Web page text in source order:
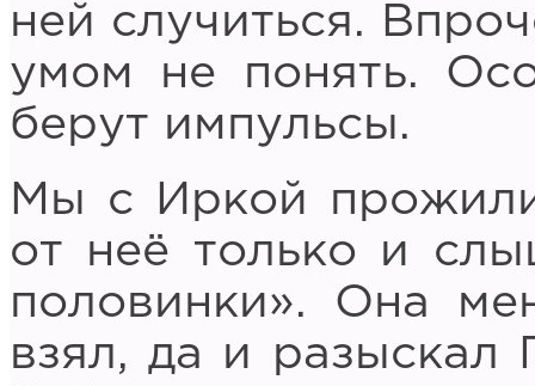
ней случиться.
умом не понять.
берут импульсы.
Мы с Иркой
от неё только и
половинки». Она
взял, да и разыскал